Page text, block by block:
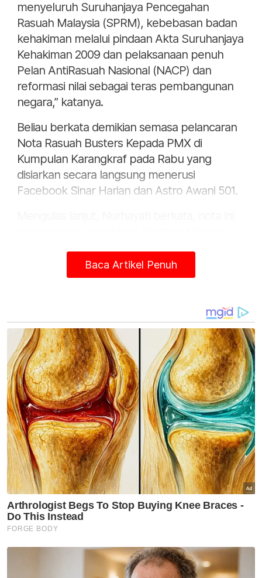
menyeluruh Suruhanjaya Pencegahan
Rasuah Malaysia (SPRM), kebebasan badan
kehakiman melalui pindaan Akta Suruhanjaya
Kehakiman 2009 dan pelaksanaan penuh
Pelan AntiRasuah Nasional (NACP) dan
reformasi nilai sebagai teras pembangunan
negara,” katanya.
Beliau berkata demikian semasa pelancaran
Nota Rasuah Busters Kepada PMX di
Kumpulan Karangkraf pada Rabu yang
disiarkan secara langsung menerusi
Facebook Sinar Harian dan Astro Awani 501.
perundangan bagi memastikan penyeliaan
kewangan,ekonomi dan sosial negara dapat
“Bermula dengan krisis nilai yang kecil, titik-
titik hitam itu kemudiannya memugar menjadi
konflik keruntuhan etika dan moral yang
akhirnya menjadikan rasuah begitu sistemik
dan membudaya.
“Oleh yang demikian, menghentikan kitaran
ganas ini turut memerlukan intervensi yang
sistemik, strategik dan kolaboratif.
"Enam nota ini adalah keperluan mendesak
yang difikirkan amat penting diambil
perhatian dan tindakan segera di sepanjang
sidang Parlimen yang masih berlangsung,”
katanya.
Tegasnya, seluruh rakyat Malaysia
Baca Artikel Penuh